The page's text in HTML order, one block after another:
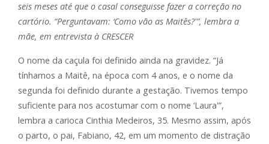
seis meses até que o casal conseguisse fazer a correção no
cartório. “Perguntavam: ‘Como vão as Maitês?'”, lembra a
mãe, em entrevista à CRESCER
O nome da caçula foi definido ainda na gravidez. “Já
tínhamos a Maitê, na época com 4 anos, e o nome da
segunda foi definido durante a gestação. Tivemos tempo
suficiente para nos acostumar com o nome ‘Laura'”,
lembra a carioca Cinthia Medeiros, 35. Mesmo assim, após
o parto, o pai, Fabiano, 42, em um momento de distração